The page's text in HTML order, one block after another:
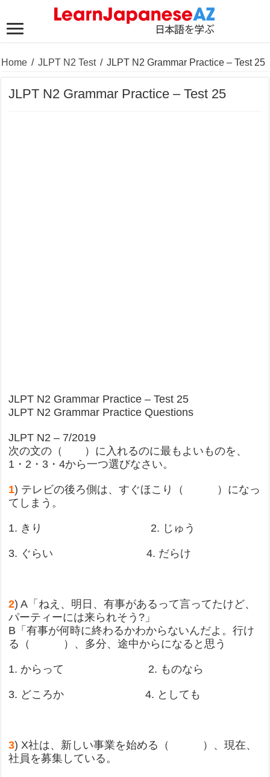
Home / JLPT N2 Test / JLPT N2 Grammar Practice – Test 25
JLPT N2 Grammar Practice – Test 25
JLPT N2 Grammar Practice – Test 25
JLPT N2 Grammar Practice Questions
JLPT N2 – 7/2019
次の文の（ ）に入れるのに最もよいものを、
1・2・3・4から一つ選びなさい。
1) テレビの後ろ側は、すぐほこり（ ）になっ
てしまう。
1. きり 2. じゅう
3. ぐらい 4. だらけ
2) A「ねえ、明日、有事があるって言ってたけど、
パーティーには来られそう?」
B「有事が何時に終わるかわからないんだよ。行け
る（ ）、多分、途中からになると思う
1. からって 2. ものなら
3. どころか 4. としても
3) X社は、新しい事業を始める（ ）、現在、
社員を募集している。